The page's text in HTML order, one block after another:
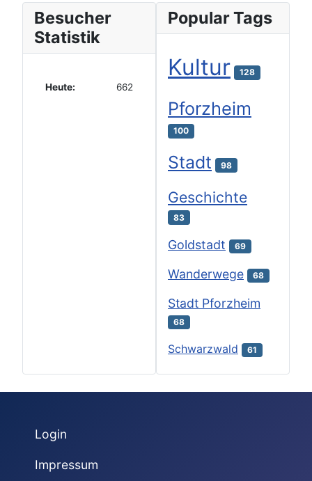
Besucher
Statistik
Heute: 662
Popular Tags
Kultur 128
Pforzheim
100
Stadt 98
Geschichte
83
Goldstadt 69
Wanderwege 68
Stadt Pforzheim
68
Schwarzwald 61
Login
Impressum